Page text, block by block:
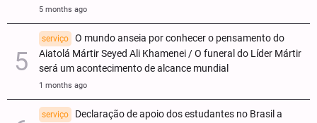
5 months ago
serviço
O mundo anseia por conhecer o pensamento do
Aiatolá Mártir Seyed Ali Khamenei / O funeral do Líder Mártir
será um acontecimento de alcance mundial
1 months ago
serviço
Declaração de apoio dos estudantes no Brasil a